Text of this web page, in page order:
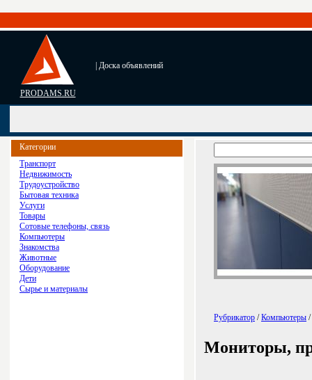
PRODAMS.RU
| Доска объявлений
Категории
Транспорт
Недвижимость
Трудоустройство
Бытовая техника
Услуги
Товары
Сотовые телефоны, связь
Компьютеры
Знакомства
Животные
Оборудование
Дети
Сырье и материалы
Рубрикатор /Компьютеры /
Мониторы,